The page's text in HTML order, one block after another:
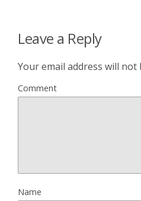
Leave a Reply
Your email address will not
Comment
Name